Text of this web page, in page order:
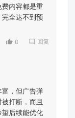
内容都是重
全达不到预
0 回复
，但广告弹
打断，而且
后续能优化